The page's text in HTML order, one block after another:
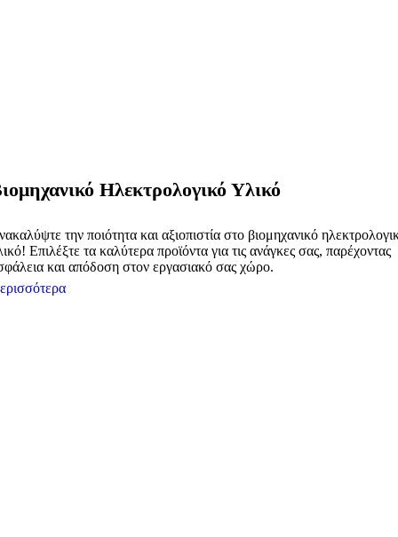
Ηλεκτρολογικό Υλικό
την ποιότητα και αξιοπιστία στο βιομηχανικό
Επιλέξτε τα καλύτερα προϊόντα για τις ανάγκες σας, παρέχοντας
και απόδοση στον εργασιακό σας χώρο.